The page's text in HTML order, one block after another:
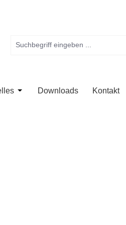
Kategorie Anwendung
das Dropdown der Kategorie
Öffne oder Schließe das
Downloads Kontakt